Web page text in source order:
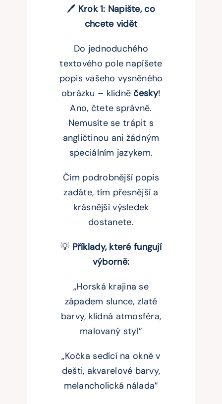
🖊️ Krok 1: Napište, co
chcete vidět
Do jednoduchého
textového pole napíšete
popis vašeho vysněného
obrázku – klidně česky!
Ano, čtete správně.
Nemusíte se trápit s
angličtinou ani žádným
speciálním jazykem.
Čím podrobnější popis
zadáte, tím přesnější a
krásnější výsledek
dostanete.
💡 Příklady, které fungují
výborně:
„Horská krajina se
západem slunce, zlaté
barvy, klidná atmosféra,
malovaný styl”
„Kočka sedící na okně v
dešti, akvarelové barvy,
melancholická nálada”